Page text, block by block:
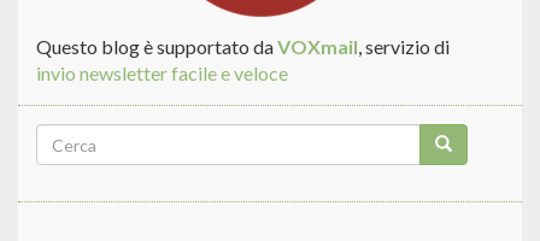
Questo blog è supportato daVOXmail, servizio di
invio newsletter facile e veloce
Form
di
ricerca